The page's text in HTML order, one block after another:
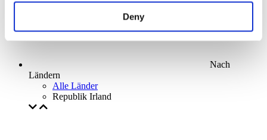
Deny
Nach
Ländern
Alle Länder
Republik Irland